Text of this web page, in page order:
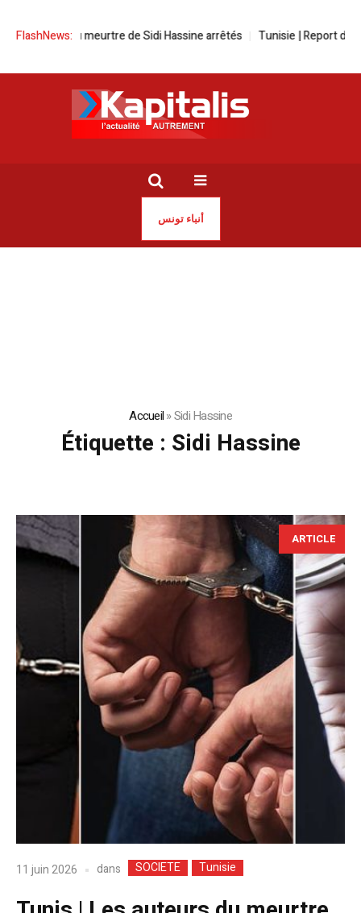
FlashNews:
de Sidi Hassine arrêtés Tunisie | Report de l’examen de
أنباء تونس
Accueil»Sidi Hassine
Étiquette : Sidi Hassine
ARTICLE
11 juin 2026 dans SOCIETE Tunisie